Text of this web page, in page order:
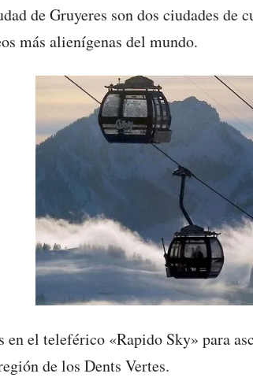
de Gruyeres son dos ciudades de
más alienígenas del mundo.
el teleférico «Rapido Sky» para
de los Dents Vertes.